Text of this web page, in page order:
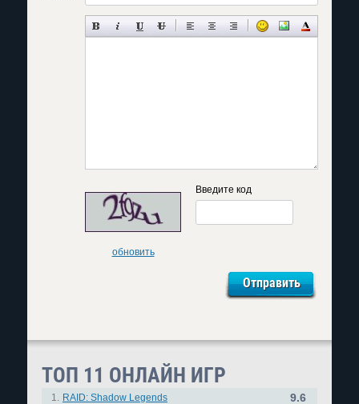
обновить
Введите код
ТОП 11 ОНЛАЙН ИГР
1. RAID: Shadow Legends 9.6